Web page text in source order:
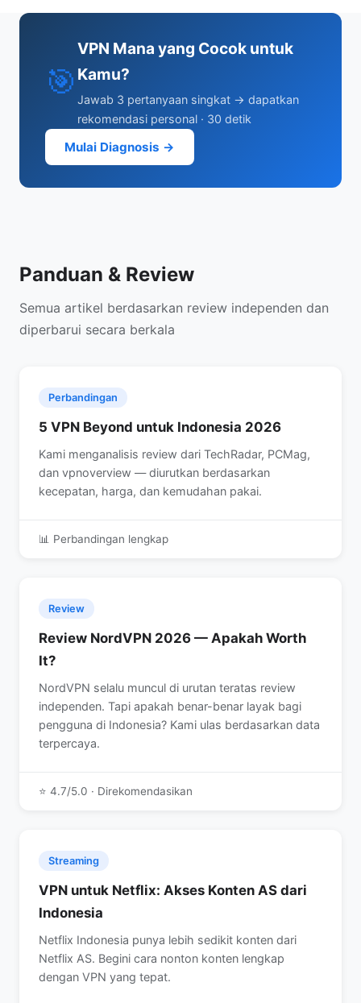
🎯
VPN Mana yang Cocok untuk
Kamu?
Jawab 3 pertanyaan singkat → dapatkan
rekomendasi personal · 30 detik
Mulai Diagnosis →
Panduan & Review
Semua artikel berdasarkan review independen dan
diperbarui secara berkala
Perbandingan
5 VPN Beyond untuk Indonesia 2026
Kami menganalisis review dari TechRadar, PCMag,
dan vpnoverview — diurutkan berdasarkan
kecepatan, harga, dan kemudahan pakai.
📊 Perbandingan lengkap
Review
Review NordVPN 2026 — Apakah Worth
It?
NordVPN selalu muncul di urutan teratas review
independen. Tapi apakah benar-benar layak bagi
pengguna di Indonesia? Kami ulas berdasarkan data
terpercaya.
⭐ 4.7/5.0 · Direkomendasikan
Streaming
VPN untuk Netflix: Akses Konten AS dari
Indonesia
Netflix Indonesia punya lebih sedikit konten dari
Netflix AS. Begini cara nonton konten lengkap
dengan VPN yang tepat.